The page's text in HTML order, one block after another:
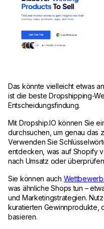
Das könnte vielleicht etwas
ist die beste Dropshipping-
Entscheidungsfindung.
Mit Dropship.IO können Sie
durchsuchen, um genau das
Verwenden Sie
entdecken, was auf Shopify
nach Umsatz oder
Sie können auch
was ähnliche Shops tun –
und Marketingstrategien.
kuratierten Gewinnprodukte,
basieren.